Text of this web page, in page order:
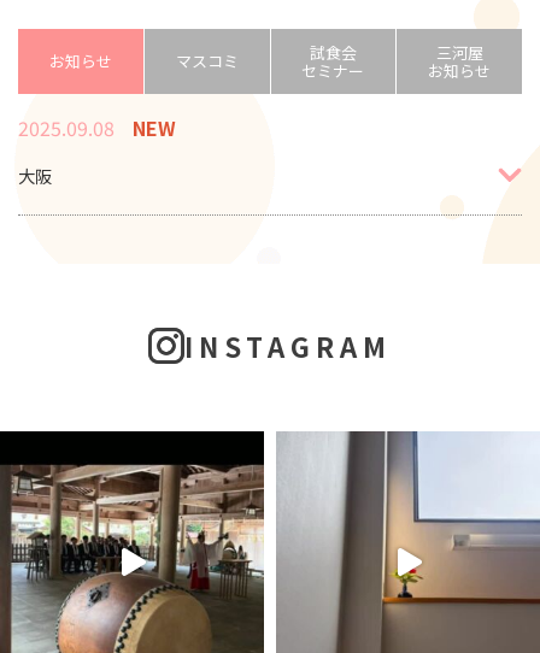
お知らせ マスコミ 試食会
セミナー
三河屋
お知らせ
2025.09.08 NEW
大阪
INSTAGRAM